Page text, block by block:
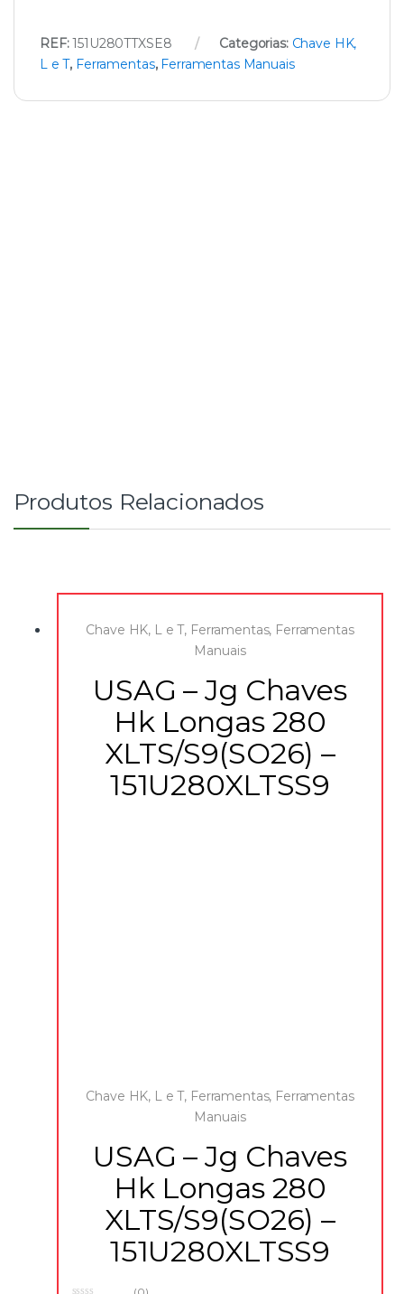
REF:151U280TTXSE8 Categorias: Chave HK,
L e T, Ferramentas, Ferramentas Manuais
Produtos Relacionados
Chave HK, L e T, Ferramentas, Ferramentas
Manuais
USAG – Jg Chaves
Hk Longas 280
XLTS/S9(SO26) –
151U280XLTSS9
Chave HK, L e T, Ferramentas, Ferramentas
Manuais
USAG – Jg Chaves
Hk Longas 280
XLTS/S9(SO26) –
151U280XLTSS9